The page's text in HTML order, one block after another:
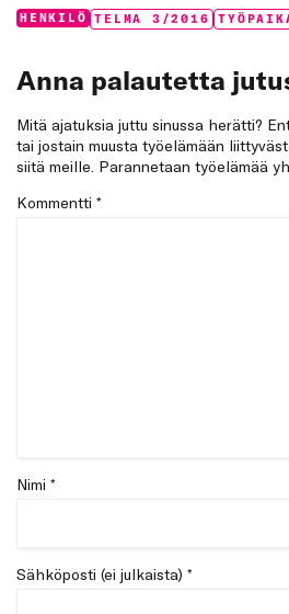
Categories:
HENKILÖ Tags:
TELMA 3/2016
Anna palautetta
Mitä ajatuksia juttu sinussa herätti?
tai jostain muusta työelämään
siitä meille. Parannetaan työelämää
Kommentti *
Nimi *
Sähköposti (ei julkaista) *